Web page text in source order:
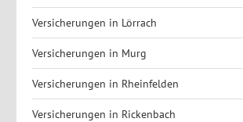
Versicherungen in Lörrach
Versicherungen in Murg
Versicherungen in Rheinfelden
Versicherungen in Rickenbach